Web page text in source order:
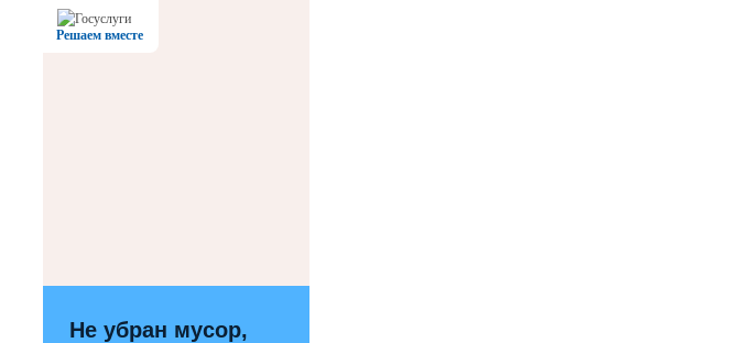
Решаем вместе
Не убран мусор,